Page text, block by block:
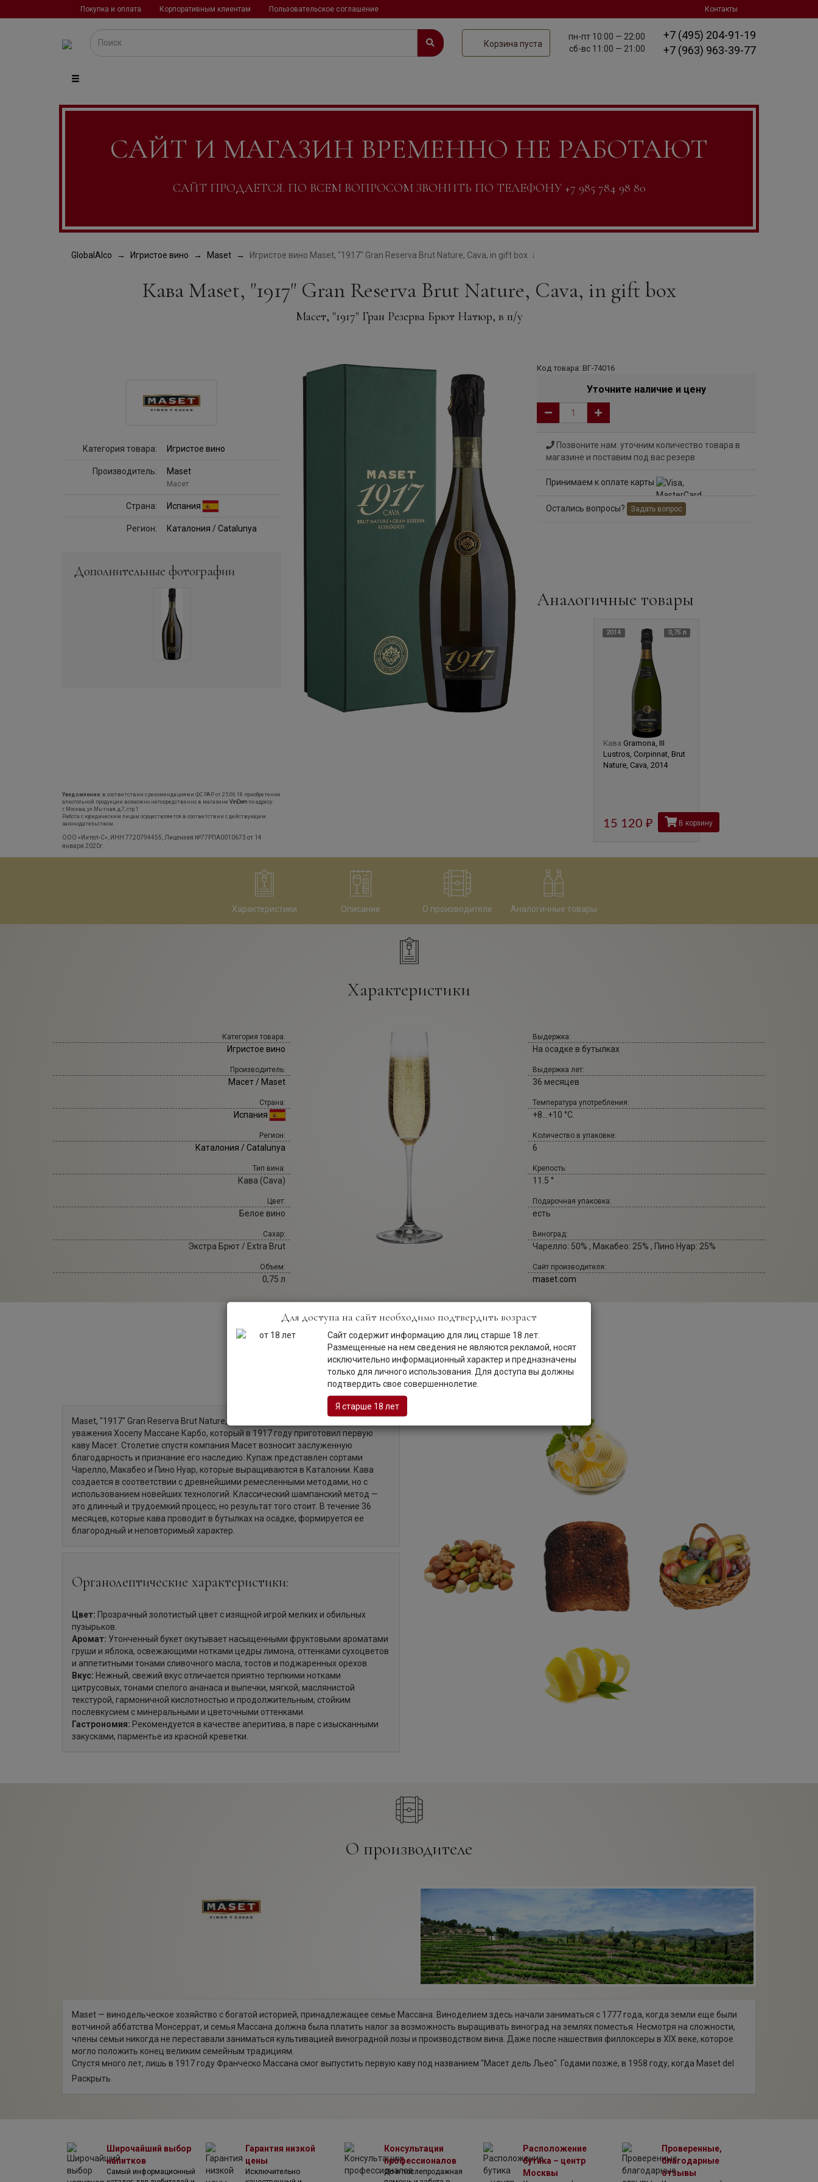
Покупка и оплата Корпоративным клиентам Пользовательское соглашение Контакты
Корзина пуста
пн-пт 10:00 — 22:00
сб-вс 11:00 — 21:00
+7 (495) 204-91-19
+7 (963) 963-39-77
САЙТ И МАГАЗИН ВРЕМЕННО НЕ РАБОТАЮТ
САЙТ ПРОДАЕТСЯ. ПО ВСЕМ ВОПРОСОМ ЗВОНИТЬ ПО ТЕЛЕФОНУ +7 985 784 98 80
GlobalAlco Игристое вино Maset Игристое вино Maset, "1917" Gran Reserva Brut Nature, Cava, in gift box
Кава Maset, "1917" Gran Reserva Brut Nature, Cava, in gift box
Масет, "1917" Гран Резерва Брют Натюр, в п/у
Код товара: ВГ-74016
Уточните наличие и цену
Позвоните нам: уточним количество товара в
магазине и поставим под вас резерв
Принимаем к оплате карты
Остались вопросы? Задать вопрос
Аналогичные товары
2014 0,75 л
Кава Gramona, III
Lustros, Corpinnat, Brut
Nature, Cava, 2014
15 120 рубВ корзину
Категория товара: Игристое вино
Производитель: Maset
Масет
Страна: Испания
Регион: Каталония / Catalunya
Дополнительные фотографии
Уведомление: в соответствии с рекомендациями ФС РАР от 25.06.18 приобретение
алкогольной продукции возможно непосредственно в магазине VinDom по адресу:
г.Москва, ул.Мытная, д.7, стр.1
Работа с юридическим лицам осуществляется в соответствии с действующим
законодательством.
ООО «Интел-С», ИНН 7720794455, Лицензия №77РПА0010673 от 14
января 2020г.
Характеристики Описание О производителе Аналогичные товары
Характеристики
Категория товара:
Игристое вино
Производитель:
Масет / Maset
Страна:
Испания
Регион:
Каталония / Catalunya
Тип вина:
Кава (Cava)
Цвет:
Белое вино
Сахар:
Экстра Брют / Extra Brut
Объем:
0,75 л
Выдержка:
На осадке в бутылках
Выдержка лет:
36 месяцев
Температура употребления:
+8...+10 °С.
Количество в упаковке:
6
Крепость:
11.5 °
Подарочная упаковка:
есть
Виноград:
Чарелло: 50% , Макабео: 25% , Пино Нуар: 25%
Сайт производителя:
maset.com
Описание
Maset, "1917" Gran Reserva Brut Nature, Cava — изысканная кава, дань
уважения Хосепу Массане Карбо, который в 1917 году приготовил первую
каву Масет. Столетие спустя компания Масет возносит заслуженную
благодарность и признание его наследию. Купаж представлен сортами
Чарелло, Макабео и Пино Нуар, которые выращиваются в Каталонии. Кава
создается в соответствии с древнейшими ремесленными методами, но с
использованием новейших технологий. Классический шампанский метод —
это длинный и трудоемкий процесс, но результат того стоит. В течение 36
месяцев, которые кава проводит в бутылках на осадке, формируется ее
благородный и неповторимый характер.
Органолептические характеристики:
Цвет: Прозрачный золотистый цвет с изящной игрой мелких и обильных
пузырьков.
Аромат: Утонченный букет окутывает насыщенными фруктовыми ароматами
груши и яблока, освежающими нотками цедры лимона, оттенками сухоцветов
и аппетитными тонами сливочного масла, тостов и поджаренных орехов.
Вкус: Нежный, свежий вкус отличается приятно терпкими нотками
цитрусовых, тонами спелого ананаса и выпечки, мягкой, маслянистой
текстурой, гармоничной кислотностью и продолжительным, стойким
послевкусием с минеральными и цветочными оттенками.
Гастрономия: Рекомендуется в качестве аперитива, в паре с изысканными
закусками, парментье из красной креветки.
О производителе
Maset — винодельческое хозяйство с богатой историей, принадлежащее семье Массана. Виноделием здесь начали заниматься с 1777 года, когда земли еще были
вотчиной аббатства Монсеррат, и семья Массана должна была платить налог за возможность выращивать виноград на землях поместья. Несмотря на сложности,
члены семьи никогда не переставали заниматься культивацией виноградной лозы и производством вина. Даже после нашествия филлоксеры в XIX веке, которое
могло положить конец великим семейным традициям.
Спустя много лет, лишь в 1917 году Франческо Массана смог выпустить первую каву под названием "Масет дель Льео". Годами позже, в 1958 году, когда Maset del
Lleo уже зарекомендовало себя в местных краях как производителя вина и кавы, тогдашний владелец хозяйства Антонио Массана купил старый грузовик, чтобы
Раскрыть
Широчайший выбор
напитков
Самый информационный
Гарантия низкой
цены
Исключительно
Консультации
профессионалов
До и послепродажная
Расположение
бутика – центр
Москвы
Проверенные,
благодарные
отзывы
Для доступа на сайт необходимо подтвердить возраст
Сайт содержит информацию для лиц старше 18 лет.
Размещенные на нем сведения не являются рекламой, носят
исключительно информационный характер и предназначены
только для личного использования. Для доступа вы должны
подтвердить свое совершеннолетие.
Я старше 18 лет